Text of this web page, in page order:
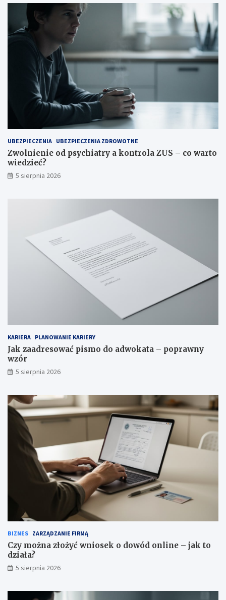
UBEZPIECZENIA UBEZPIECZENIA ZDROWOTNE
Zwolnienie od psychiatry a kontrola ZUS – co warto
wiedzieć?
5 sierpnia 2026
KARIERA PLANOWANIE KARIERY
Jak zaadresować pismo do adwokata – poprawny
wzór
5 sierpnia 2026
BIZNES ZARZĄDZANIE FIRMĄ
Czy można złożyć wniosek o dowód online – jak to
działa?
5 sierpnia 2026